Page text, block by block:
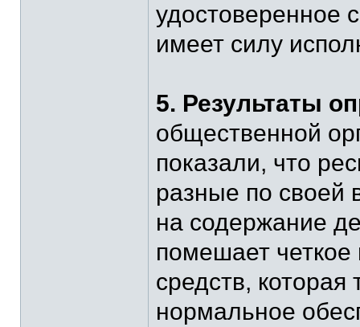
удостоверенное
имеет силу
5. Результаты
общественной
показали, что
разные по своей
на содержание
помешает
средств, которая
нормальное